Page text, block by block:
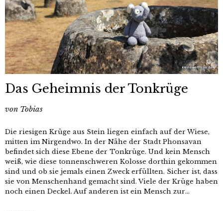
Das Geheimnis der Tonkrüge
von Tobias
Die riesigen Krüge aus Stein liegen einfach auf der Wiese,
mitten im Nirgendwo. In der Nähe der Stadt Phonsavan
befindet sich diese Ebene der Tonkrüge. Und kein Mensch
weiß, wie diese tonnenschweren Kolosse dorthin gekommen
sind und ob sie jemals einen Zweck erfüllten. Sicher ist, dass
sie von Menschenhand gemacht sind. Viele der Krüge haben
noch einen Deckel. Auf anderen ist ein Mensch zur...